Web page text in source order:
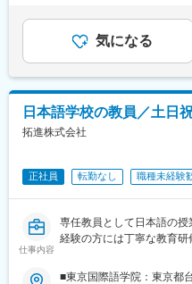
駅、近鉄名古屋駅、栄町
木曽川駅、東海通駅、新
駅、北新地駅、谷町九丁
肥後橋駅、千里中央駅(大
県)、甲子園駅、石屋川駅
駅、平和通駅、元田中駅、
代官山駅、池ノ上駅、新丸
王八王子駅、姫路駅、勝ど
岩本町駅、皆実町六丁目駅
(都営線)、大和川駅、バス
東池袋駅、新富町駅(東京
駅、蓮沼駅、小川町駅(東
戸塚駅、横浜駅、茅ケ崎
塚駅、橋本駅(神奈川県)、
が丘駅、藤沢駅、日吉駅(
濃青柳駅、名鉄名古屋駅
矢場町駅、国際センター
港区役所駅、安城駅、稲沢
県)、荒子川公園駅、六名
海線)、近鉄八尾駅、大阪
駅、阿倍野駅(地下鉄)、淀
橋駅、大阪駅、堺東駅、岡
尼崎駅(東海道本線)、西宮
気になる
日本語学校の教員／土日
拓進株式会社
正社員 転勤なし 職種未経験
仕事内容
専任教員として日本語の
経験の方には丁寧な教育研
■東京国際語学院：東京都